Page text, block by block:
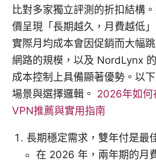
比對多家獨立評測的折扣結構
價呈現「長期越久，月費越低
實際月均成本會因促銷而大幅
網路的規模，以及 NordLynx
成本控制上具備顯著優勢。以
場景與選擇邏輯。 2026年如何
VPN推薦與實用指南
長期穩定需求，雙年付是最
在 2026 年，兩年期的月